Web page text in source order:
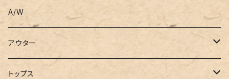
A/W
アウター
コート
トップス